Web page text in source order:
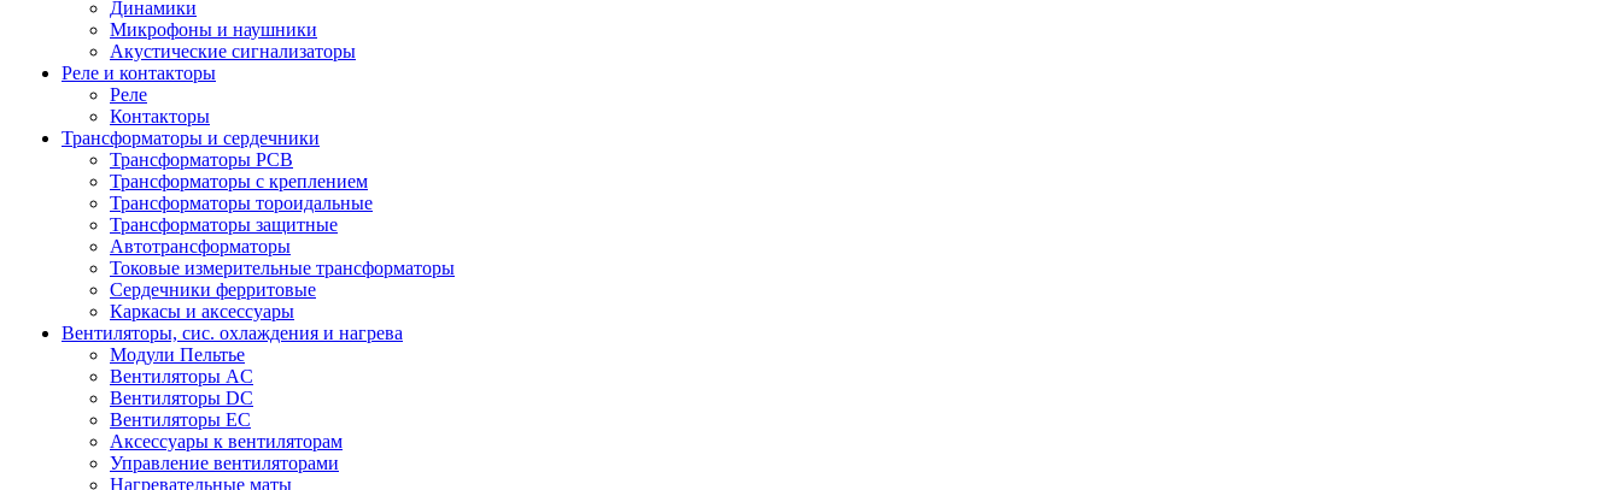
Динамики
Микрофоны и наушники
Акустические сигнализаторы
Реле и контакторы
Реле
Контакторы
Трансформаторы и сердечники
Трансформаторы PCB
Трансформаторы с креплением
Трансформаторы тороидальные
Трансформаторы защитные
Автотрансформаторы
Токовые измерительные трансформаторы
Сердечники ферритовые
Каркасы и аксессуары
Вентиляторы, сис. охлаждения и нагрева
Модули Пельтье
Вентиляторы AC
Вентиляторы DC
Вентиляторы EC
Аксессуары к вентиляторам
Управление вентиляторами
Нагревательные маты